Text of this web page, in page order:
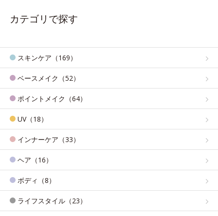
カテゴリで探す
スキンケア（169）
ベースメイク（52）
ポイントメイク（64）
UV（18）
インナーケア（33）
ヘア（16）
ボディ（8）
ライフスタイル（23）